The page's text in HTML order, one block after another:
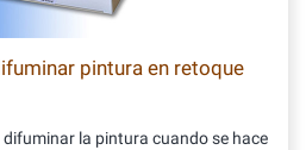
pintura en retoque
la pintura cuando se hace